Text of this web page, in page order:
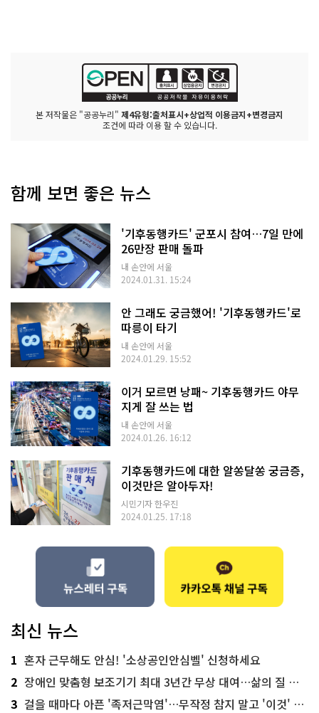
본 저작물은 "공공누리" 제4유형:출처표시+상업적 이용금지+변경금지
조건에 따라 이용 할 수 있습니다.
함께 보면 좋은 뉴스
'기후동행카드' 군포시 참여…7일 만에
26만장 판매 돌파
내 손안에 서울
2024.01.31. 15:24
안 그래도 궁금했어! '기후동행카드'로
따릉이 타기
내 손안에 서울
2024.01.29. 15:52
이거 모르면 낭패~ 기후동행카드 야무
지게 잘 쓰는 법
내 손안에 서울
2024.01.26. 16:12
기후동행카드에 대한 알쏭달쏭 궁금증,
이것만은 알아두자!
시민기자 한우진
2024.01.25. 17:18
최신 뉴스
1 혼자 근무해도 안심! '소상공인안심벨' 신청하세요
2 장애인 맞춤형 보조기기 최대 3년간 무상 대여…삶의 질 높인다
3 걸을 때마다 아픈 '족저근막염'…무작정 참지 말고 '이것' 해보세요!